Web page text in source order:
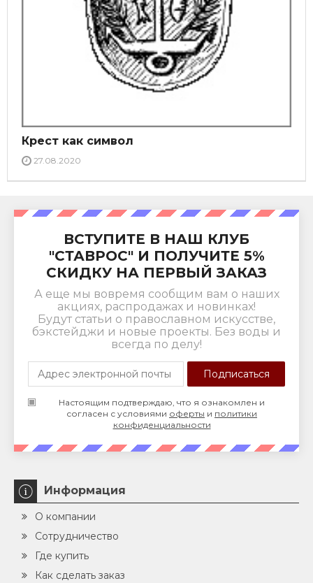
Крест как символ
27.08.2020
ВСТУПИТЕ В НАШ КЛУБ
"СТАВРОС" И ПОЛУЧИТЕ 5%
СКИДКУ НА ПЕРВЫЙ ЗАКАЗ
А еще мы вовремя сообщим вам о наших
акциях, распродажах и новинках!
Будут статьи о православном искусстве,
бэкстейджи и новые проекты. Без воды и
всегда по делу!
Настоящим подтверждаю, что я ознакомлен и
согласен с условиями оферты и политики
конфиденциальности
Информация
О компании
Сотрудничество
Где купить
Как сделать заказ